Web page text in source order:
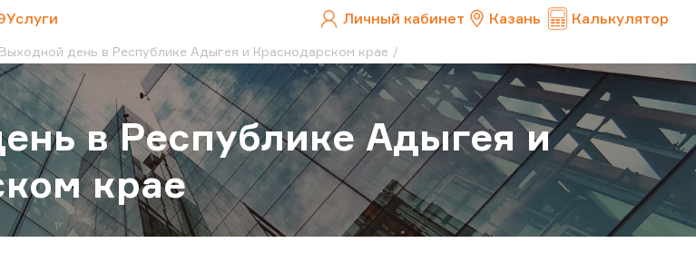
Услуги Личный кабинет Казань Калькулятор
Выходной день в Республике Адыгея и Краснодарском крае
в Республике Адыгея и
крае